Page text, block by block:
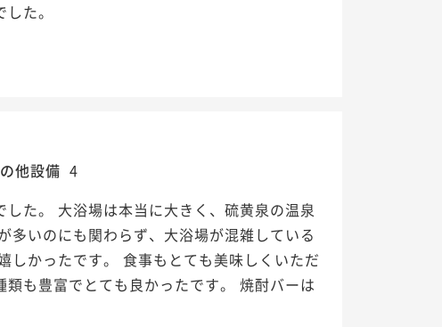
た。
他設備 4
た。 大浴場は本当に大きく、硫黄泉の温泉
多いのにも関わらず、大浴場が混雑している
しかったです。 食事もとても美味しくいただ
も豊富でとても良かったです。 焼酎バーは